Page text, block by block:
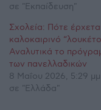
σε "Εκπαίδευση"
Σχολεία: Πότε
καλοκαιρινό
Αναλυτικά το
των πανελλαδικών
8 Μαΐου 2026, 5:29 μμ
σε "Ελλάδα"